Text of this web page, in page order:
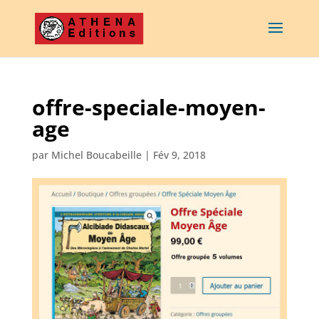
offre-speciale-moyen-
age
par Michel Boucabeille| Fév 9, 2018